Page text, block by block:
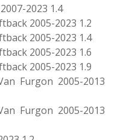
2023 1.4
2005-2023 1.2
2005-2023 1.4
2005-2023 1.6
2005-2023 1.9
Furgon 2005-2013
Furgon 2005-2013